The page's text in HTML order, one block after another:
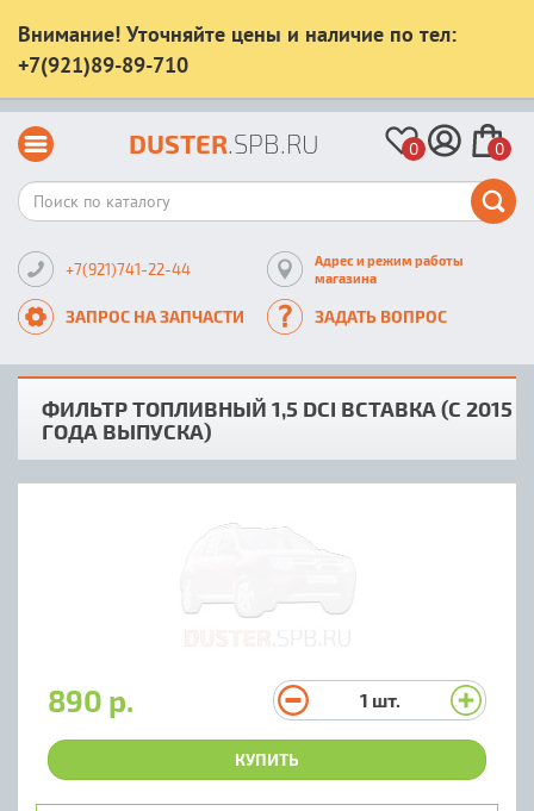
Внимание! Уточняйте цены и наличие по тел:
+7(921)89-89-710
DUSTER.SPB.RU 0 0
+7(921)741-22-44
Адрес и режим работы
магазина
ЗАПРОС НА ЗАПЧАСТИ ЗАДАТЬ ВОПРОС
ФИЛЬТР ТОПЛИВНЫЙ 1,5 DCI ВСТАВКА (С 2015
ГОДА ВЫПУСКА)
890 р. 1 шт.
КУПИТЬ